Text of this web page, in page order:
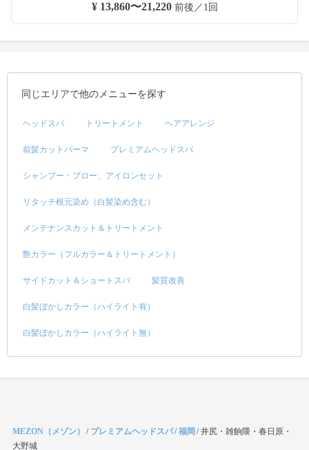
¥ 13,860〜21,220前後／1回
同じエリアで他のメニューを探す
ヘッドスパ トリートメント ヘアアレンジ
前髪カットパーマ プレミアムヘッドスパ
シャンプー・ブロー、アイロンセット
リタッチ根元染め（白髪染め含む）
メンテナンスカット＆トリートメント
艶カラー（フルカラー＆トリートメント）
サイドカット＆ショートスパ 髪質改善
白髪ぼかしカラー（ハイライト有）
白髪ぼかしカラー（ハイライト無）
MEZON（メゾン） / プレミアムヘッドスパ/福岡 /井尻・雑餉隈・春日原・
大野城